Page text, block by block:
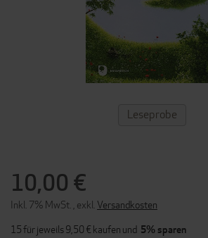
10,00 €
Inkl. 7% MwSt. exkl. Versandkosten
15 für jeweils9,50 € kaufen und 5% sparen
ZUM
ANFANG
Leseprobe